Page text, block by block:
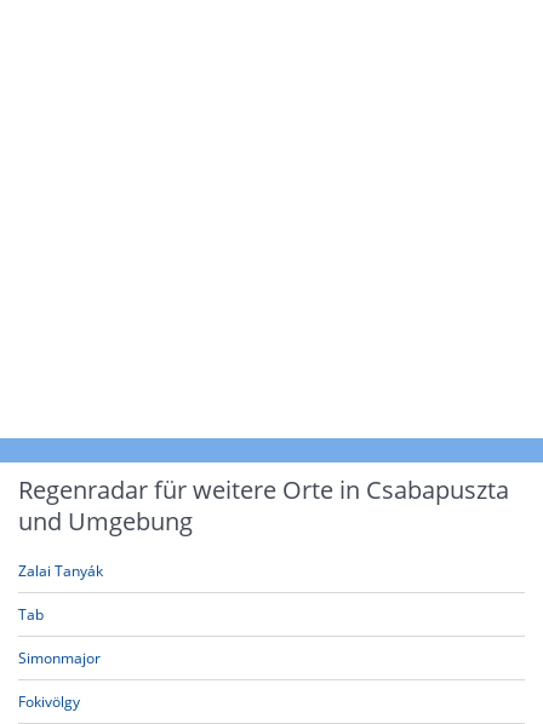
Regenradar für weitere Orte in Csabapuszta
und Umgebung
Zalai Tanyák
Tab
Simonmajor
Fokivölgy